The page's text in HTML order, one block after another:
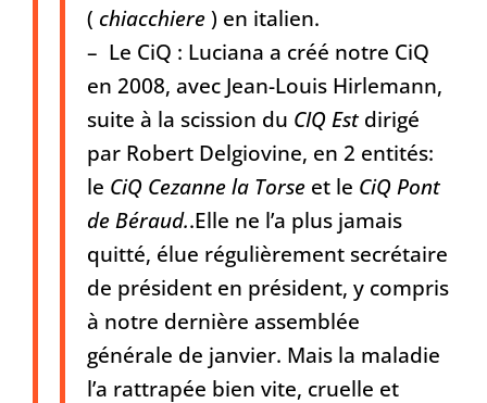
( chiacchiere ) en italien.
– Le CiQ : Luciana a créé notre CiQ
en 2008, avec Jean-Louis Hirlemann,
suite à la scission du CIQ Est dirigé
par Robert Delgiovine, en 2 entités:
le CiQ Cezanne la Torse et le CiQ Pont
de Béraud..Elle ne l’a plus jamais
quitté, élue régulièrement secrétaire
de président en président, y compris
à notre dernière assemblée
générale de janvier. Mais la maladie
l’a rattrapée bien vite, cruelle et